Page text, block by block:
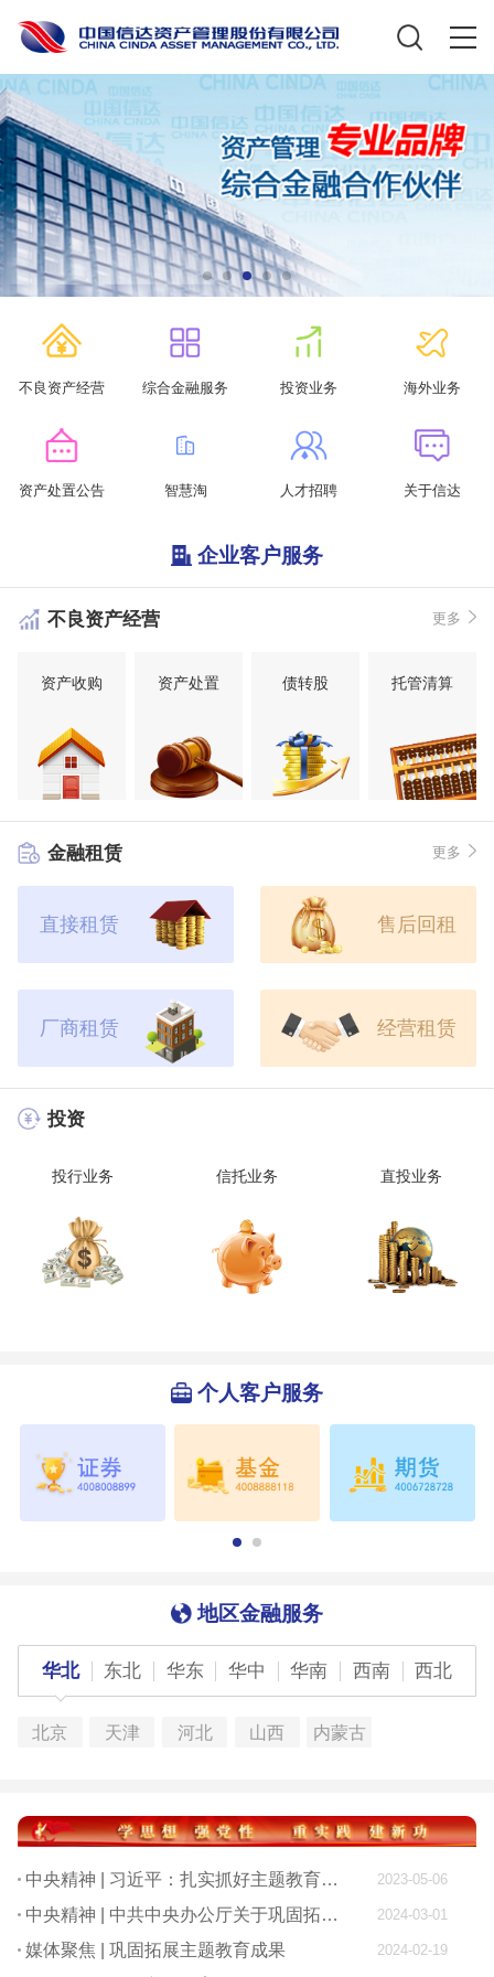
不良资产经营 综合金融服务 投资业务 海外业务
资产处置公告 智慧淘 人才招聘 关于信达
企业客户服务
不良资产经营 更多
资产收购 资产处置 债转股 托管清算
金融租赁 更多
直接租赁 售后回租
厂商租赁 经营租赁
投资
投行业务 信托业务 直投业务
个人客户服务
地区金融服务
华北 东北 华东 华中 华南 西南 西北
北京 天津 河北 山西 内蒙古
中央精神 | 习近平：扎实抓好主题教育 为奋进新征程凝心聚力 2023-05-06
中央精神 | 中共中央办公厅关于巩固拓展学习贯彻习近平新时代中国特色社会主义思想主题教育成果的意见 2024-03-01
媒体聚焦 | 巩固拓展主题教育成果 2024-02-19